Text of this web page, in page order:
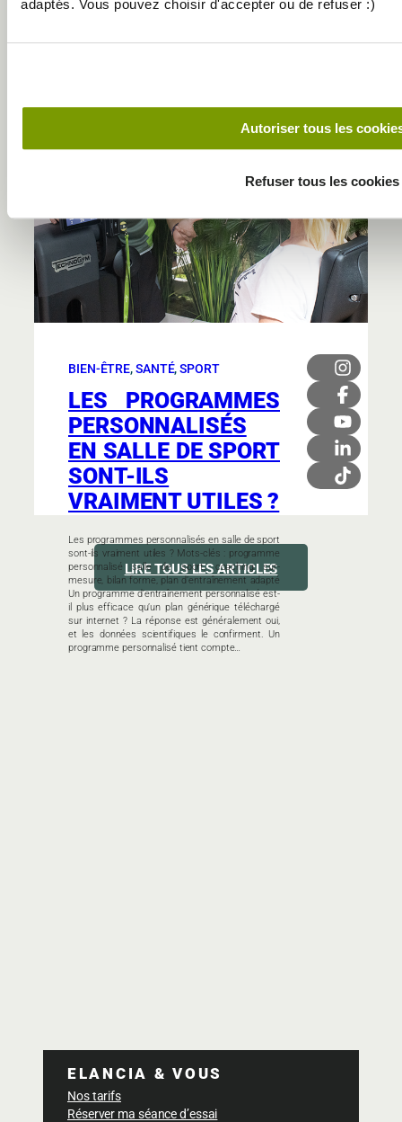
adaptés. Vous pouvez choisir d'accepter ou de refuser :)
Autoriser tous les
Refuser tous les cookies
BLOGS ET ACTUS
BIEN-ÊTRE, SANTÉ, SPORT
LES PROGRAMMES
PERSONNALISÉS
EN SALLE DE SPORT
SONT-ILS
VRAIMENT UTILES ?
Les programmes personnalisés en salle de sport
sont-ils vraiment utiles ? Mots-clés : programme
personnalisé salle de sport, coaching sur-
mesure, bilan forme, plan d’entraînement adapté
Un programme d’entraînement personnalisé est-
il plus efficace qu’un plan générique téléchargé
sur internet ? La réponse est généralement oui,
et les données scientifiques le confirment. Un
programme personnalisé tient compte…
LIRE TOUS LES ARTICLES
ELANCIA & VOUS
Nos tarifs
Réserver ma séance d’essai